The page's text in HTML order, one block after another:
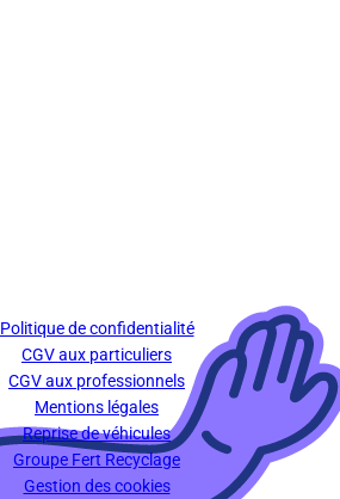
Politique de confidentialité
CGV aux particuliers
CGV aux professionnels
Mentions légales
Reprise de véhicules
Groupe Fert Recyclage
Gestion des cookies